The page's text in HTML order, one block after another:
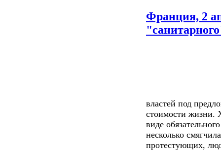
Франция, 2
властей под
стоимости жизни.
виде
несколько
протестующих,